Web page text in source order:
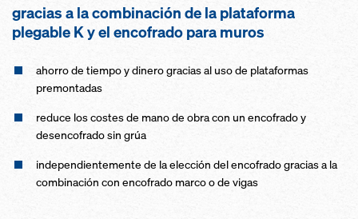
gracias a la combinación de la plataforma
plegable K y el encofrado para muros
ahorro de tiempo y dinero gracias al uso de plataformas
premontadas
reduce los costes de mano de obra con un encofrado y
desencofrado sin grúa
independientemente de la elección del encofrado gracias a la
combinación con encofrado marco o de vigas